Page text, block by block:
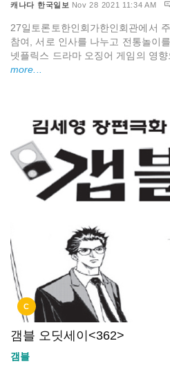
캐나다 한국일보 Nov 28 2021 11:34 AM
27일토론토한인회가한인회관에서
참여, 서로 인사를 나누고 전통놀이
넷플릭스 드라마 오징어 게임의 영
more...
C
갬블 오딧세이<362>
갬블